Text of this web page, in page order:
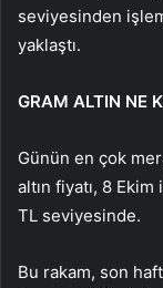
seviyesinden
yaklaştı.
GRAM ALTIN NE
Günün en çok
altın fiyatı, 8
TL seviyesinde.
Bu rakam, son